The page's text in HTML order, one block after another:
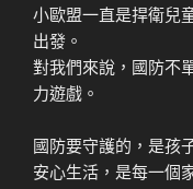
小歐盟一直是捍衛兒
出發。
對我們來說，國防不
力遊戲。
國防要守護的，是孩
安心生活，是每一個